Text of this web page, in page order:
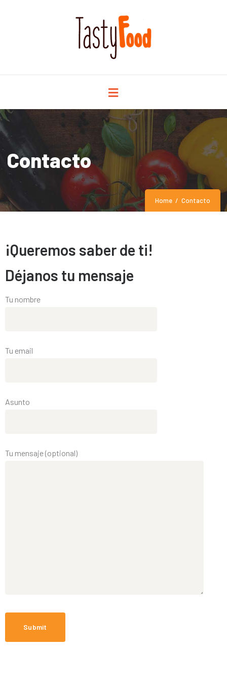
Contacto
Home Contacto
¡Queremos saber de ti!
Déjanos tu mensaje
Tu nombre
Tu email
Asunto
Tu mensaje (optional)